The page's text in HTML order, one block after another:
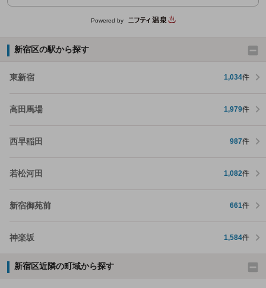
Powered by
新宿区の駅から探す
東新宿 1,034件
高田馬場 1,979件
西早稲田 987件
若松河田 1,082件
新宿御苑前 661件
神楽坂 1,584件
新宿区近隣の町域から探す